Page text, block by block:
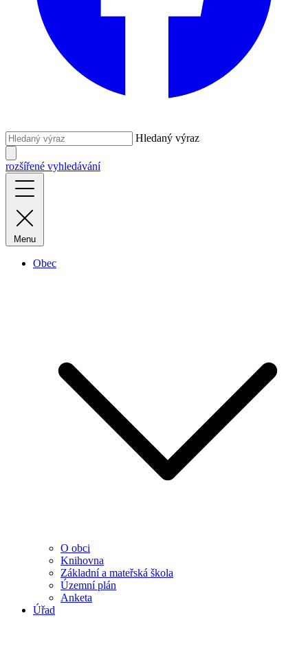
Hledaný výraz
rozšířené vyhledávání
Menu
Obec
O obci
Knihovna
Základní a mateřská škola
Územní plán
Anketa
Úřad